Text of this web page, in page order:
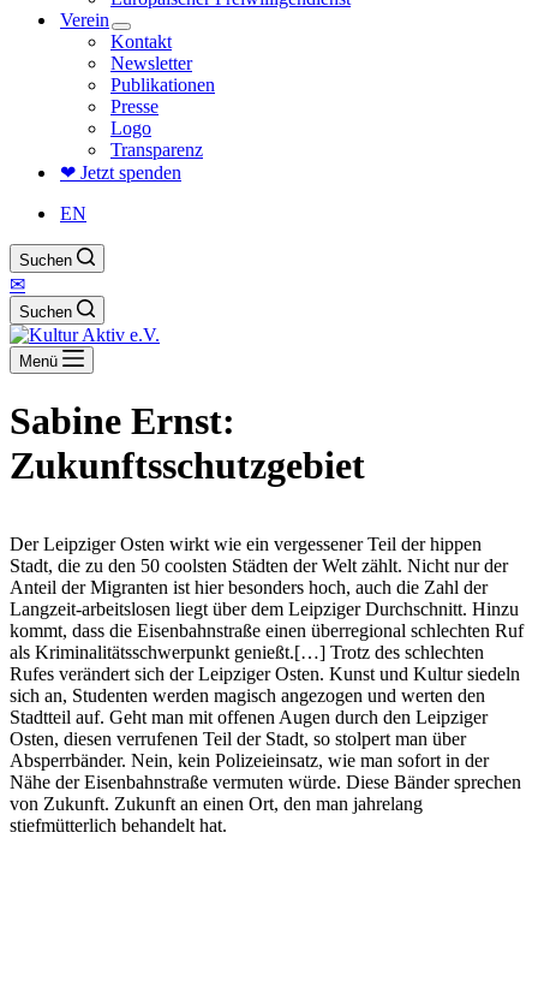
Verein
Kontakt
Newsletter
Publikationen
Presse
Logo
Transparenz
❤ Jetzt spenden
EN
Suchen
✉
Suchen
Menü
Sabine Ernst:
Zukunftsschutzgebiet
Der Leipziger Osten wirkt wie ein vergessener Teil der hippen
Stadt, die zu den 50 coolsten Städten der Welt zählt. Nicht nur der
Anteil der Migranten ist hier besonders hoch, auch die Zahl der
Langzeit-arbeitslosen liegt über dem Leipziger Durchschnitt. Hinzu
kommt, dass die Eisenbahnstraße einen überregional schlechten Ruf
als Kriminalitätsschwerpunkt genießt.[…] Trotz des schlechten
Rufes verändert sich der Leipziger Osten. Kunst und Kultur siedeln
sich an, Studenten werden magisch angezogen und werten den
Stadtteil auf. Geht man mit offenen Augen durch den Leipziger
Osten, diesen verrufenen Teil der Stadt, so stolpert man über
Absperrbänder. Nein, kein Polizeieinsatz, wie man sofort in der
Nähe der Eisenbahnstraße vermuten würde. Diese Bänder sprechen
von Zukunft. Zukunft an einen Ort, den man jahrelang
stiefmütterlich behandelt hat.